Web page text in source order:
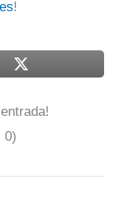
!
0)